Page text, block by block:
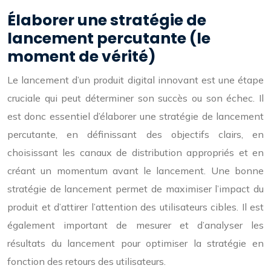
Élaborer une stratégie de
lancement percutante (le
moment de vérité)
Le lancement d’un produit digital innovant est une étape
cruciale qui peut déterminer son succès ou son échec. Il
est donc essentiel d’élaborer une stratégie de lancement
percutante, en définissant des objectifs clairs, en
choisissant les canaux de distribution appropriés et en
créant un momentum avant le lancement. Une bonne
stratégie de lancement permet de maximiser l’impact du
produit et d’attirer l’attention des utilisateurs cibles. Il est
également important de mesurer et d’analyser les
résultats du lancement pour optimiser la stratégie en
fonction des retours des utilisateurs.